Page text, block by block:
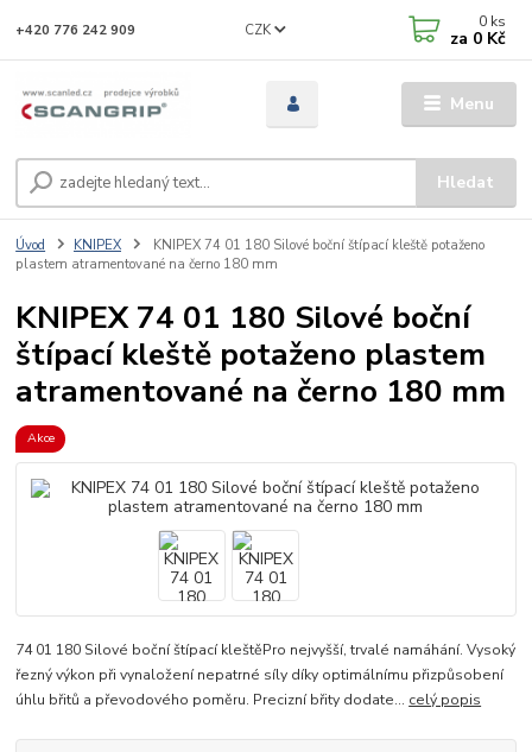
Menu
CZK
Hledat
+420 776 242 909 0 ks
za 0 Kč
Úvod KNIPEX
KNIPEX 74 01 180 Silové boční štípací kleště potaženo
plastem atramentované na černo 180 mm
KNIPEX 74 01 180 Silové boční
štípací kleště potaženo plastem
atramentované na černo 180 mm
Akce
74 01 180 Silové boční štípací kleštěPro nejvyšší, trvalé namáhání. Vysoký
řezný výkon při vynaložení nepatrné síly díky optimálnímu přizpůsobení
úhlu břitů a převodového poměru. Precizní břity dodate... celý popis